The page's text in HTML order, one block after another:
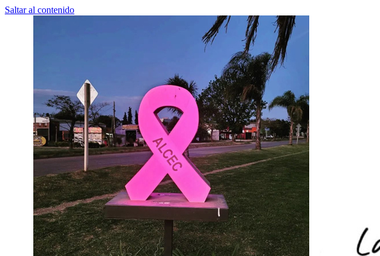
Saltar al contenido